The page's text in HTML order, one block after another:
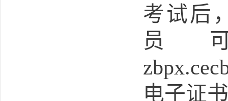
考试后
员
电子证